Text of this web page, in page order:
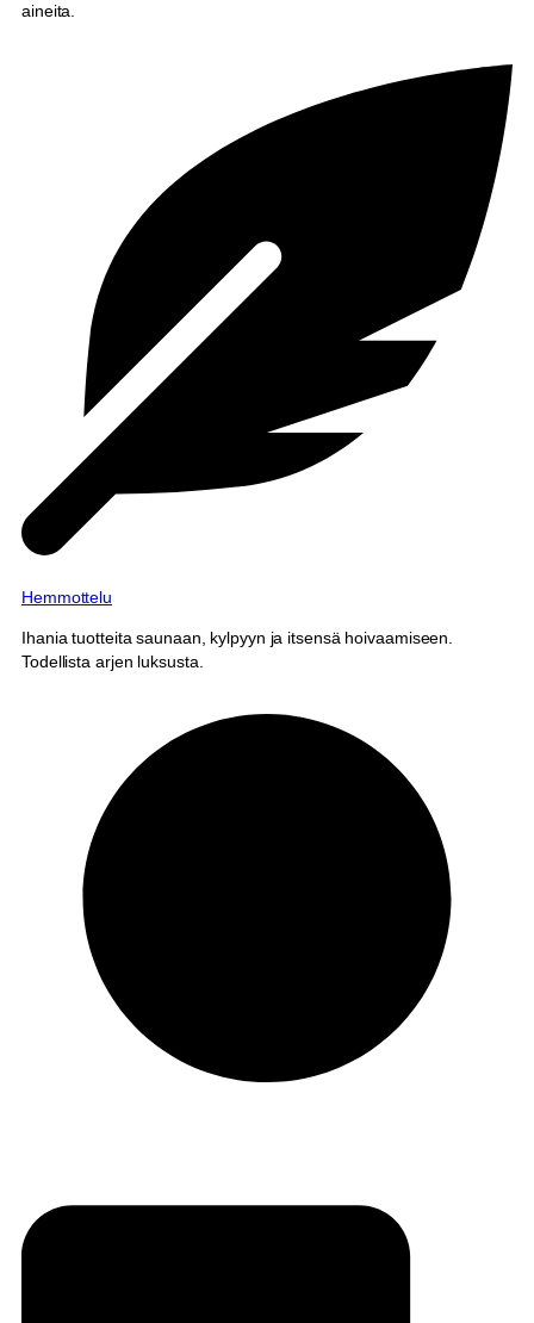
aineita.
Hemmottelu
Ihania tuotteita saunaan, kylpyyn ja itsensä hoivaamiseen.
Todellista arjen luksusta.